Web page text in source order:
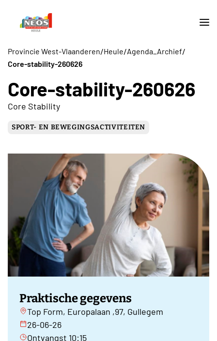
Provincie West-Vlaanderen/Heule/Agenda_Archief/
Core-stability-260626
Core-stability-260626
Core Stability
SPORT- EN BEWEGINGSACTIVITEITEN
Praktische gegevens
Top Form, Europalaan ,97, Gullegem
26-06-26
Ontvangst 10:15